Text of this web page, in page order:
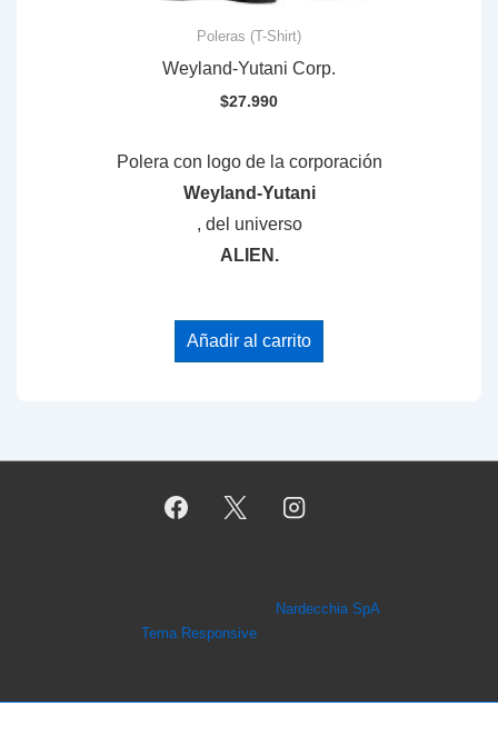
Poleras (T-Shirt)
Weyland-Yutani Corp.
$27.990
Polera con logo de la corporación
Weyland-Yutani
, del universo
ALIEN.
Añadir al carrito
Nardecchia SpA
Tema Responsive